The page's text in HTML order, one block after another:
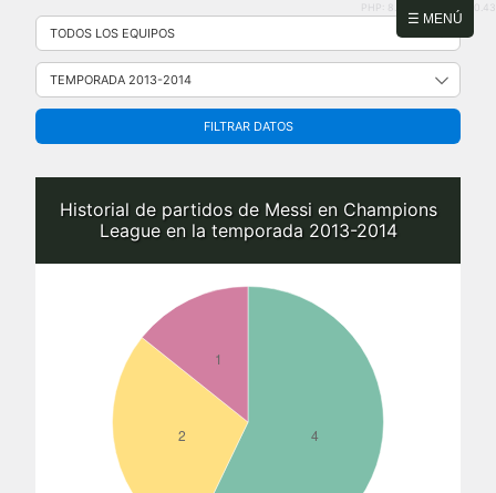
☰ MENÚ
Saltar
contenido
PHP: 8.2.31 | MySQL: 8.0.43
FILTRAR DATOS
Historial de partidos de Messi en Champions
League en la temporada 2013-2014